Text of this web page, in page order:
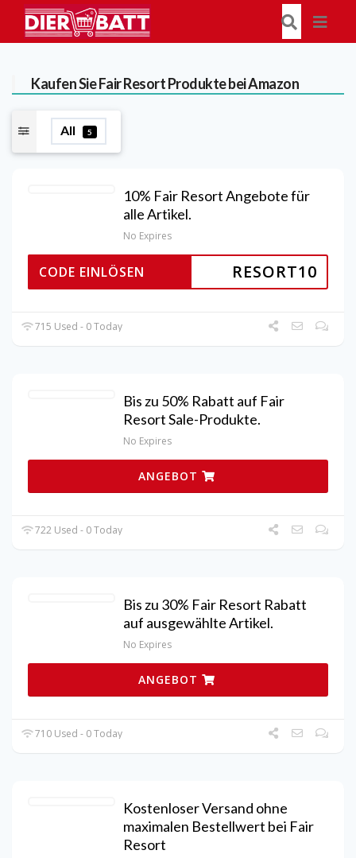
Kaufen Sie Fair Resort Produkte bei Amazon
All 5
10% Fair Resort Angebote für
alle Artikel.
No Expires
RESORT10
CODE EINLÖSEN
715 Used - 0 Today
Bis zu 50% Rabatt auf Fair
Resort Sale-Produkte.
No Expires
ANGEBOT
722 Used - 0 Today
Bis zu 30% Fair Resort Rabatt
auf ausgewählte Artikel.
No Expires
ANGEBOT
710 Used - 0 Today
Kostenloser Versand ohne
maximalen Bestellwert bei Fair
Resort